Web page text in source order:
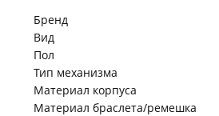
Бренд
Вид
Пол
Тип механизма
Материал корпуса
Материал браслета/ремешка